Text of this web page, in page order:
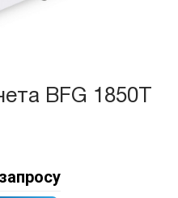
BFG 1850T